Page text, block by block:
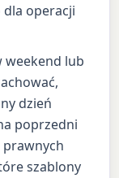
operacji
weekend lub
dzień
poprzedni
prawnych
szablony